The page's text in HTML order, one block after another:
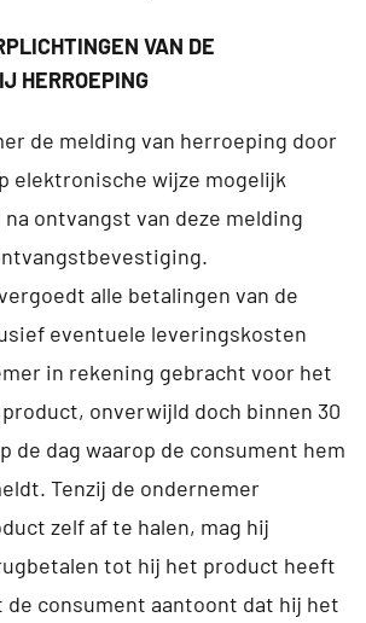
VAN DE
HERROEPING
de melding van herroeping door
elektronische wijze mogelijk
ontvangst van deze melding
alle betalingen van de
eventuele leveringskosten
in rekening gebracht voor het
onverwijld doch binnen 30
de dag waarop de consument hem
Tenzij de ondernemer
zelf af te halen, mag hij
tot hij het product heeft
consument aantoont dat hij het